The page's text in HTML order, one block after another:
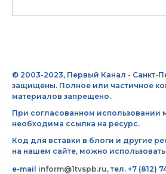
© 2003-2023, Первый Канал - Санкт-
защищены. Полное или частичное
материалов запрещено.
При согласованном использовании
необходима ссылка на ресурс.
Код для вставки в блоги и другие
на нашем сайте, можно
e-mail inform@1tvspb.ru, тел. +7 (812)